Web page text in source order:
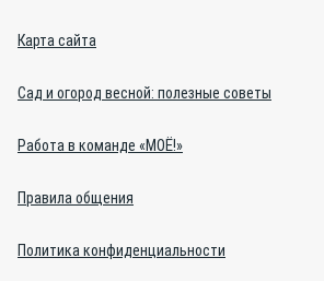
Карта сайта
Сад и огород весной: полезные советы
Работа в команде «МОЁ!»
Правила общения
Политика конфиденциальности